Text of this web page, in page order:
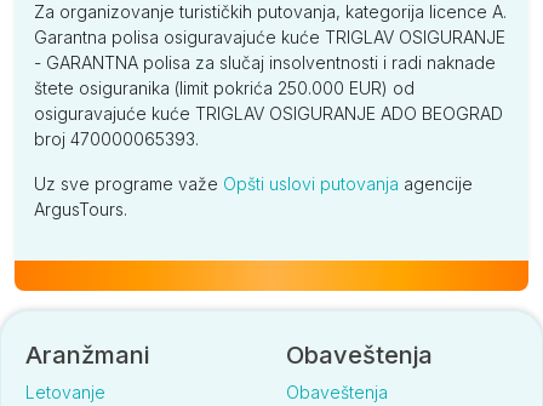
Za organizovanje turističkih putovanja, kategorija licence A.
Garantna polisa osiguravajuće kuće TRIGLAV OSIGURANJE
- GARANTNA polisa za slučaj insolventnosti i radi naknade
štete osiguranika (limit pokrića 250.000 EUR) od
osiguravajuće kuće TRIGLAV OSIGURANJE ADO BEOGRAD
broj 470000065393.
Uz sve programe važe Opšti uslovi putovanja agencije
ArgusTours.
Aranžmani
Letovanje
Obaveštenja
Obaveštenja